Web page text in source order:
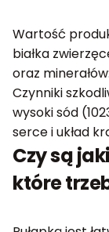
Wartość
białka
oraz
Czynniki
wysoki sód
serce i układ
Czy są
które